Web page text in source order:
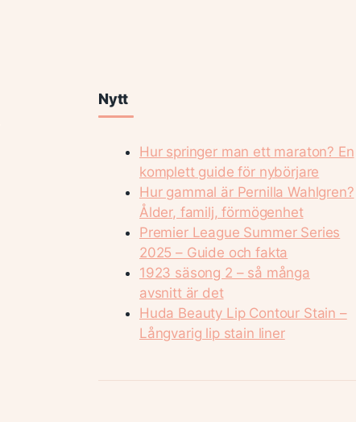
Nytt
Hur springer man ett maraton? En
komplett guide för nybörjare
Hur gammal är Pernilla Wahlgren?
Ålder, familj, förmögenhet
Premier League Summer Series
2025 – Guide och fakta
1923 säsong 2 – så många
avsnitt är det
Huda Beauty Lip Contour Stain –
Långvarig lip stain liner